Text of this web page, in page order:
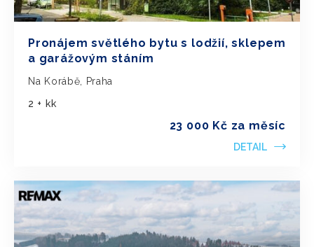
Pronájem světlého bytu s lodžií, sklepem
a garážovým stáním
Na Korábě, Praha
2 + kk
23 000 Kč za měsíc
DETAIL